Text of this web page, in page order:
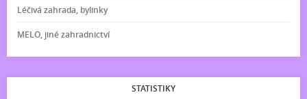
Léčivá zahrada, bylinky
MELO, jiné zahradnictví
STATISTIKY